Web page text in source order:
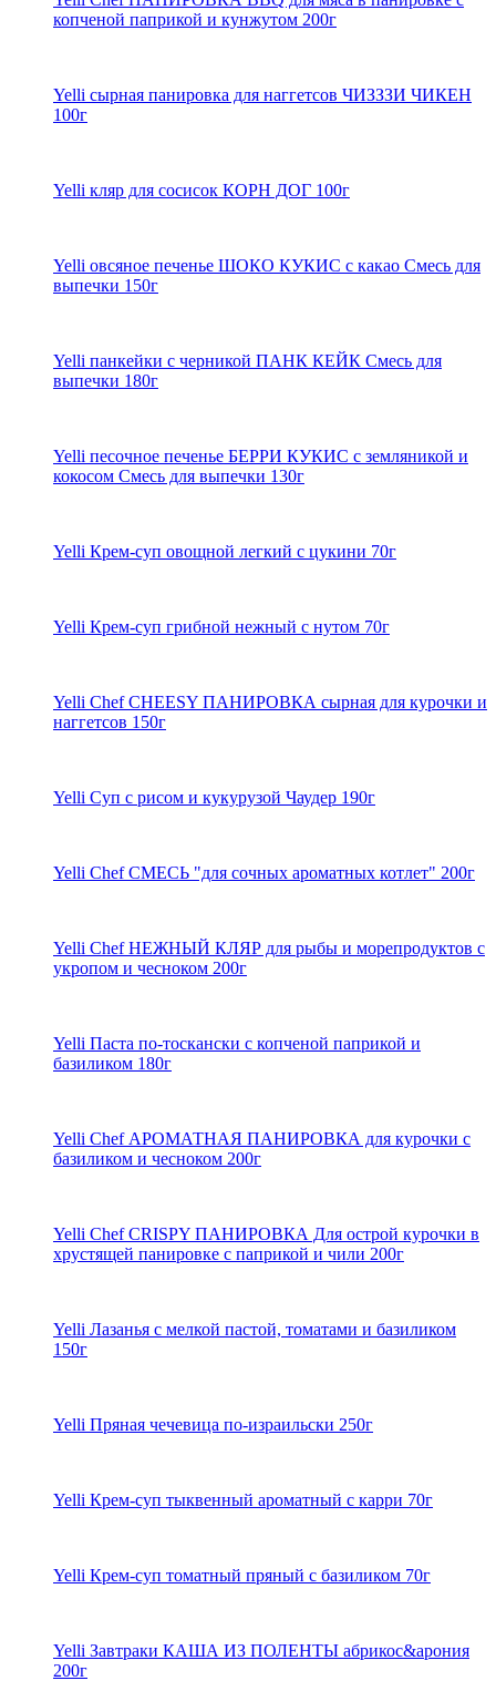
копченой паприкой и кунжутом 200г
Yelli сырная панировка для наггетсов ЧИЗЗЗИ ЧИКЕН
100г
Yelli кляр для сосисок КОРН ДОГ 100г
Yelli овсяное печенье ШОКО КУКИС с какао Смесь для
выпечки 150г
Yelli панкейки с черникой ПАНК КЕЙК Смесь для
выпечки 180г
Yelli песочное печенье БЕРРИ КУКИС с земляникой и
кокосом Смесь для выпечки 130г
Yelli Крем-суп овощной легкий с цукини 70г
Yelli Крем-суп грибной нежный с нутом 70г
Yelli Chef CHEESY ПАНИРОВКА сырная для курочки и
наггетсов 150г
Yelli Суп с рисом и кукурузой Чаудер 190г
Yelli Chef СМЕСЬ "для сочных ароматных котлет" 200г
Yelli Chef НЕЖНЫЙ КЛЯР для рыбы и морепродуктов с
укропом и чесноком 200г
Yelli Паста по-тоскански с копченой паприкой и
базиликом 180г
Yelli Chef АРОМАТНАЯ ПАНИРОВКА для курочки с
базиликом и чесноком 200г
Yelli Chef CRISPY ПАНИРОВКА Для острой курочки в
хрустящей панировке с паприкой и чили 200г
Yelli Лазанья с мелкой пастой, томатами и базиликом
150г
Yelli Пряная чечевица по-израильски 250г
Yelli Крем-суп тыквенный ароматный с карри 70г
Yelli Крем-суп томатный пряный с базиликом 70г
Yelli Завтраки КАША ИЗ ПОЛЕНТЫ абрикос&арония
200г